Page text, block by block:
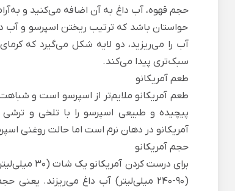
حجم قهوه، آب داغ به آن اضافه می‌کنید و
حواستان باشد که ترتیب ریختن اسپرسو و آب
آب را می‌ریزید، دو لایه شکل می‌گیرد که
سبک‌تری پیدا می‌کند.
طعم آمریکانو
طعم آمریکانو ملایم‌تر از اسپرسو است و
پیچیده و طبیعی اسپرسو را با تلخی و
آمریکانو در دهان نرم است اما حالت روغنی
حجم آمریکانو
(۹۰-۲۴۰ میلی‌لیتر) آب داغ می‌ریزند. یعنی حجم آمریکانویی که با